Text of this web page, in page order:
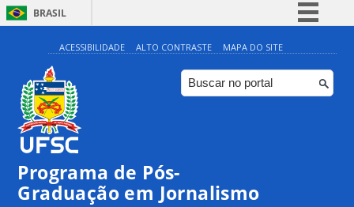
BRASIL
Simplifique!
Comunica BR
Participe
ACESSIBILIDADE ALTO CONTRASTE MAPA DO SITE
Programa de Pós-
Graduação em Jornalismo